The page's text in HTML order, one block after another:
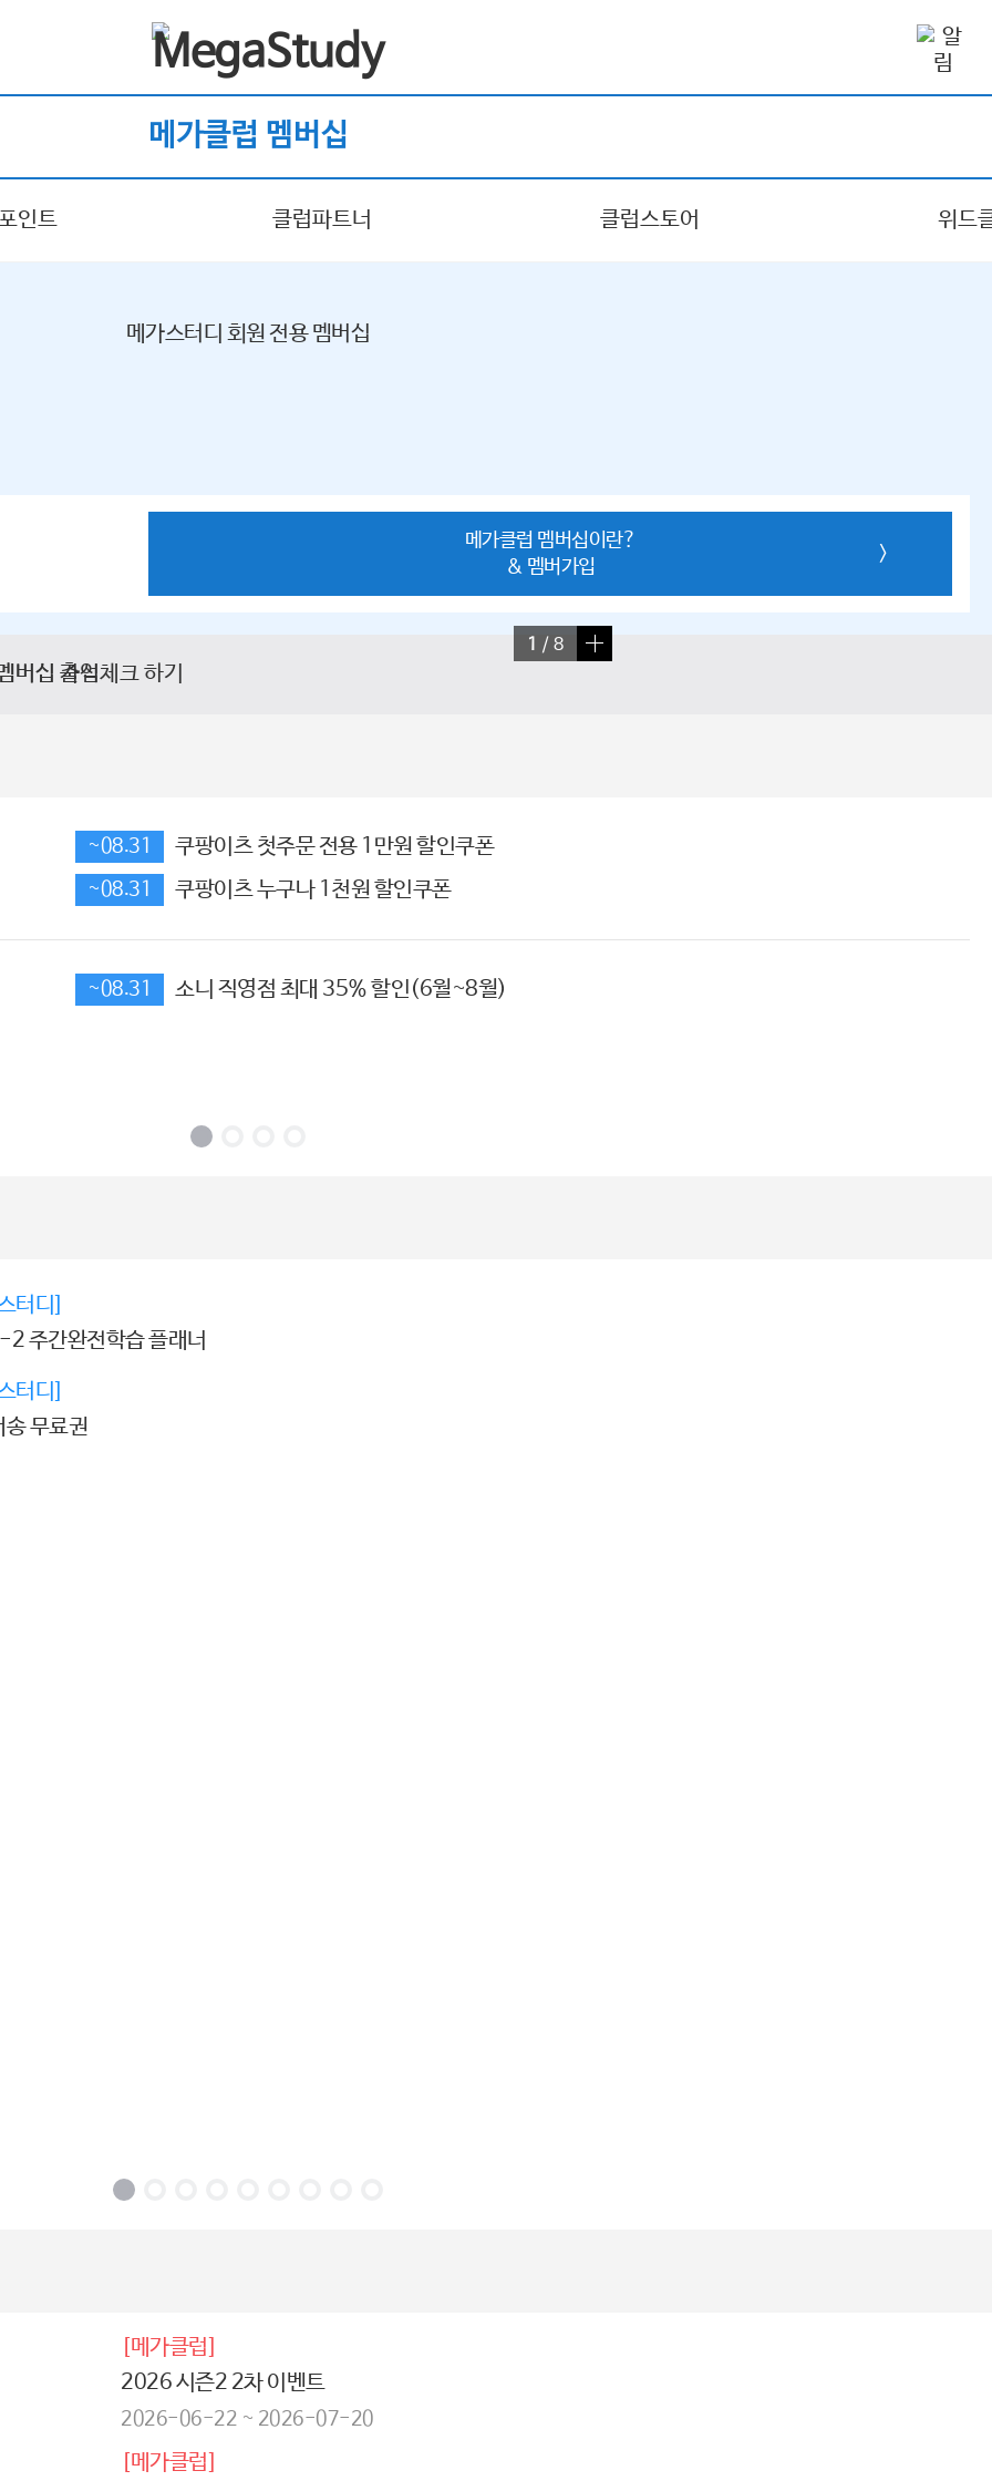
메가클럽 멤버십
인트 클럽파트너 클럽스토어 위드
메가스터디 회원 전용 멤버십
메가클럽 멤버십이란?
& 멤버가입
>
1 / 8
~08.31 쿠팡이츠 첫주문 전용 1만원 할인쿠폰
~08.31 쿠팡이츠 누구나 1천원 할인쿠폰
~08.31 소니 직영점 최대 35% 할인(6월~8월)
터디]
주간완전학습 플래너
터디]
무료권
[메가클럽]
2026 시즌2 2차 이벤트
2026-06-22 ~ 2026-07-20
[메가클럽]